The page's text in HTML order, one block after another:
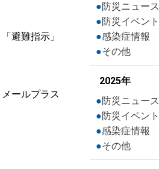
避難指示」
ールプラス
防災ニュース
防災イベント
感染症情報
その他
2025年
防災ニュース
防災イベント
感染症情報
その他